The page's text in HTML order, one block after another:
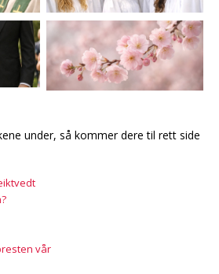
under, så kommer dere til rett side
vår